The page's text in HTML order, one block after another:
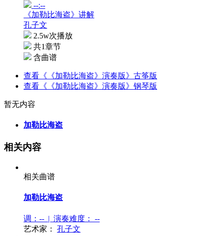
--:--
《加勒比海盗》讲解
孔子文
2.5w次播放
共1章节
含曲谱
查看《《加勒比海盗》演奏版》古筝版
查看《《加勒比海盗》演奏版》钢琴版
暂无内容
加勒比海盗
相关内容
相关曲谱
加勒比海盗
调：-- | 演奏难度：
--
艺术家：
孔子文